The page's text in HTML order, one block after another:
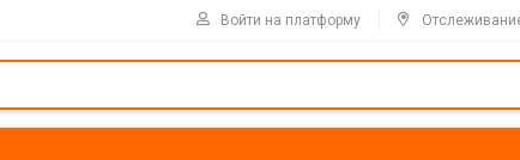
Войти на платформу